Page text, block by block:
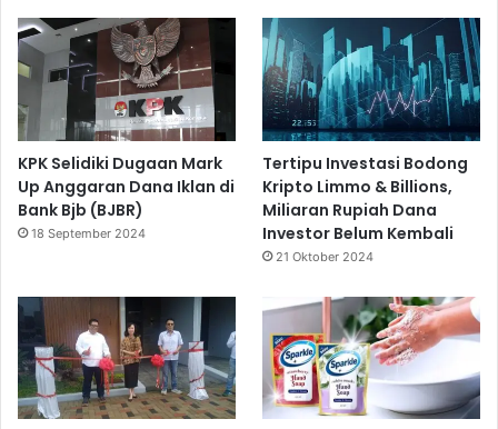
KPK Selidiki Dugaan Mark
Up Anggaran Dana Iklan di
Bank Bjb (BJBR)
18 September 2024
Tertipu Investasi Bodong
Kripto Limmo & Billions,
Miliaran Rupiah Dana
Investor Belum Kembali
21 Oktober 2024